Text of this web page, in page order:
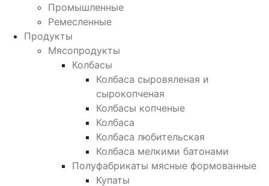
Промышленные
Ремесленные
Продукты
Мясопродукты
Колбасы
Колбаса сыровяленая и
сырокопченая
Колбасы копченые
Колбаса
Колбаса любительская
Колбаса мелкими батонами
Полуфабрикаты мясные формованные
Купаты